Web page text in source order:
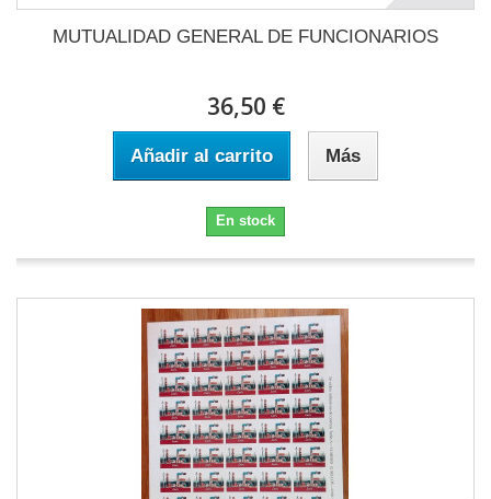
MUTUALIDAD GENERAL DE FUNCIONARIOS
36,50 €
Añadir al carrito Más
En stock